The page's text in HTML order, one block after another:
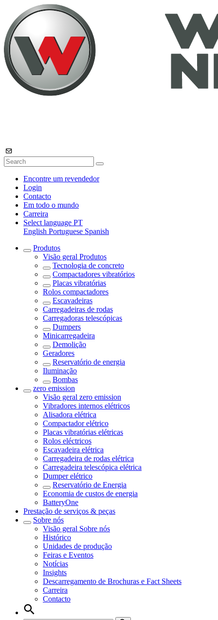
Encontre um revendedor
Login
Contacto
Em todo o mundo
Carreira
Select language PT
English Portuguese Spanish
Produtos
Visão geral Produtos
Tecnologia de concreto
Compactadores vibratórios
Placas vibratórias
Rolos compactadores
Escavadeiras
Carregadeiras de rodas
Carregadoras telescópicas
Dumpers
Minicarregadeira
Demolição
Geradores
Reservatório de energia
Iluminação
Bombas
zero emission
Visão geral zero emission
Vibradores internos elétricos
Alisadora elétrica
Compactador elétrico
Placas vibratórias elétricas
Rolos eléctricos
Escavadeira elétrica
Carregadeira de rodas elétrica
Carregadeira telescópica elétrica
Dumper elétrico
Reservatório de Energia
Economia de custos de energia
BatteryOne
Prestação de serviços & peças
Sobre nós
Visão geral Sobre nós
Histórico
Unidades de produção
Feiras e Eventos
Notícias
Insights
Descarregamento de Brochuras e Fact Sheets
Carreira
Contacto